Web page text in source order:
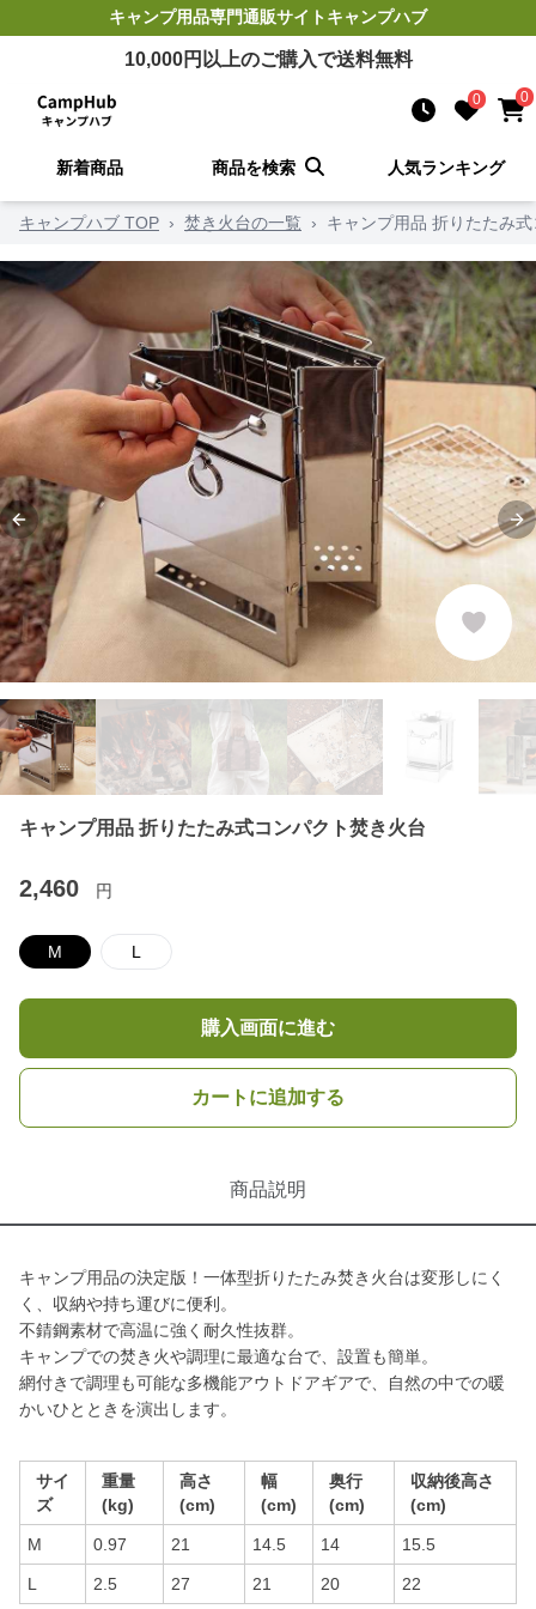
キャンプ用品専門通販サイトキャンプハブ
10,000円以上のご購入で送料無料
0 0
新着商品 商品を検索 人気ランキング
キャンプハブ TOP › 焚き火台の一覧 › キャンプ用品 折りたたみ
Previous slide
キャンプ用品 折りたたみ式コンパクト焚き火台
2,460 円
M L
購入画面に進む
カートに追加する
商品説明
キャンプ用品の決定版！一体型折りたたみ焚き火台は変形しにく
く、収納や持ち運びに便利。
不錆鋼素材で高温に強く耐久性抜群。
キャンプでの焚き火や調理に最適な台で、設置も簡単。
網付きで調理も可能な多機能アウトドアギアで、自然の中での暖
かいひとときを演出します。
サイ
ズ
重量
(kg)
高さ
(cm)
幅
(cm)
奥行
(cm)
収納後高さ
(cm)
M 0.97 21 14.5 14 15.5
L 2.5 27 21 20 22